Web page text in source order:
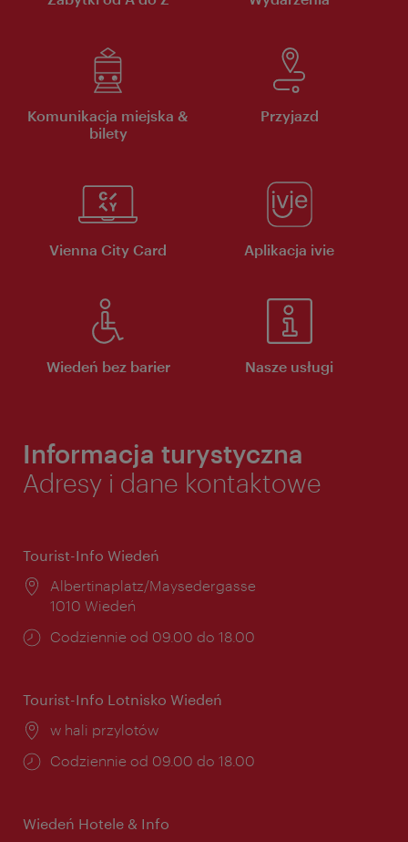
Komunikacja miejska &
bilety
Przyjazd
Vienna City Card Aplikacja ivie
Wiedeń bez barier Nasze usługi
Informacja turystyczna
Adresy i dane kontaktowe
Tourist-Info Wiedeń
Miejsce:
Albertinaplatz/Maysedergasse
1010 Wiedeń
Godziny
Codziennie od 09.00 do 18.00
Tourist-Info Lotnisko Wiedeń
Miejsce:
w hali przylotów
Godziny
Codziennie od 09.00 do 18.00
Wiedeń Hotele & Info